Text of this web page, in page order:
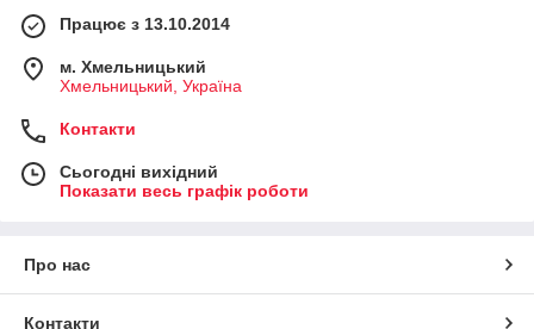
Працює з 13.10.2014
м. Хмельницький
Хмельницький, Україна
Контакти
Сьогодні вихідний
Показати весь графік роботи
Про нас
Контакти